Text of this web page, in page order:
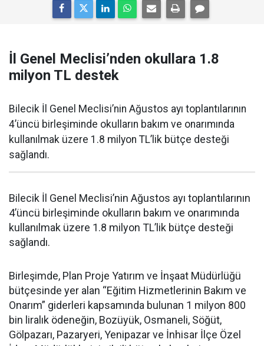
İl Genel Meclisi’nden okullara 1.8
milyon TL destek
Bilecik İl Genel Meclisi’nin Ağustos ayı toplantılarının
4’üncü birleşiminde okulların bakım ve onarımında
kullanılmak üzere 1.8 milyon TL’lik bütçe desteği
sağlandı.
Bilecik İl Genel Meclisi’nin Ağustos ayı toplantılarının
4’üncü birleşiminde okulların bakım ve onarımında
kullanılmak üzere 1.8 milyon TL’lik bütçe desteği
sağlandı.
Birleşimde, Plan Proje Yatırım ve İnşaat Müdürlüğü
bütçesinde yer alan “Eğitim Hizmetlerinin Bakım ve
Onarım” giderleri kapsamında bulunan 1 milyon 800
bin liralık ödeneğin, Bozüyük, Osmaneli, Söğüt,
Gölpazarı, Pazaryeri, Yenipazar ve İnhisar İlçe Özel